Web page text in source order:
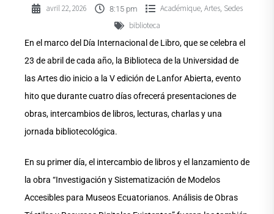
avril 22, 2026 8:15 pm Académique, Artes, Sedes
biblioteca
En el marco del Día Internacional de Libro, que se celebra el
23 de abril de cada año, la Biblioteca de la Universidad de
las Artes dio inicio a la V edición de Lanfor Abierta, evento
hito que durante cuatro días ofrecerá presentaciones de
obras, intercambios de libros, lecturas, charlas y una
jornada bibliotecológica.
En su primer día, el intercambio de libros y el lanzamiento de
la obra “Investigación y Sistematización de Modelos
Accesibles para Museos Ecuatorianos. Análisis de Obras